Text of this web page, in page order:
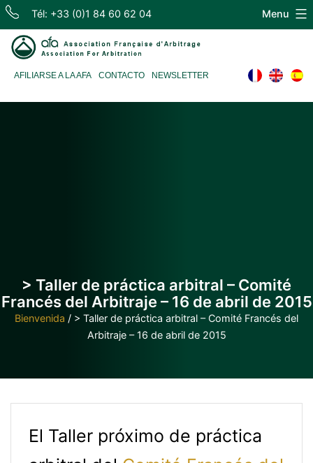
Skip
content
Tél: +33 (0)1 84 60 62 04
d'Arbitrage
AFILIARSE A LA AFA CONTACTO NEWSLETTER
Menu
> Taller de práctica arbitral – Comité
Francés del Arbitraje – 16 de abril de 2015
Bienvenida / > Taller de práctica arbitral – Comité Francés del
Arbitraje – 16 de abril de 2015
El Taller próximo de práctica